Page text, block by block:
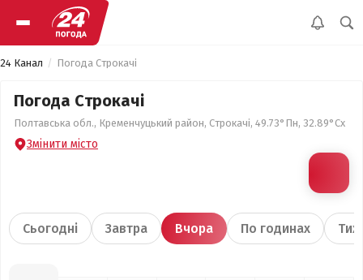
24 Канал Погода Строкачі
Погода Строкачі
Полтавська обл., Кременчуцький район, Строкачі, 49.73°Пн, 32.89°Сх
Змінити місто
Сьогодні Завтра Вчора По годинах